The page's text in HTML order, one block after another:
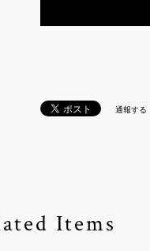
通報する
Items